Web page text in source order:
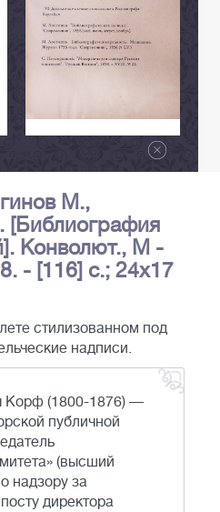
М.,
[Библиография
Конволют., М -
- [116] c.; 24х17
стилизованном под
надписи.
Корф (1800-1876) —
публичной
(высший
надзору за
директора